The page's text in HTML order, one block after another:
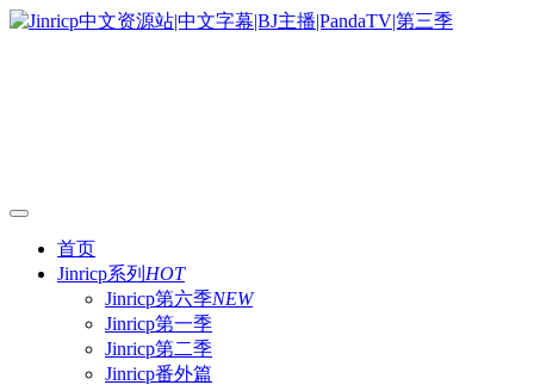
首页
Jinricp系列 HOT
Jinricp第六季NEW
Jinricp第一季
Jinricp第二季
Jinricp番外篇